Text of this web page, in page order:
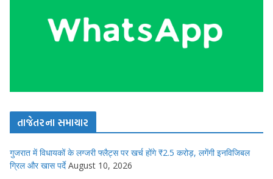
તાજેતરના સમાચાર
गुजरात में विधायकों के लग्जरी फ्लैट्स पर खर्च होंगे ₹2.5 करोड़, लगेंगी इनविजिबल
ग्रिल और खास पर्दे August 10, 2026